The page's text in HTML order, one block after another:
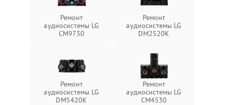
Ремонт
аудиосистемы LG
CM9730
Ремонт
аудиосистемы LG
DM2520K
Ремонт
аудиосистемы LG
DM5420K
Ремонт
аудиосистемы LG
CM4530